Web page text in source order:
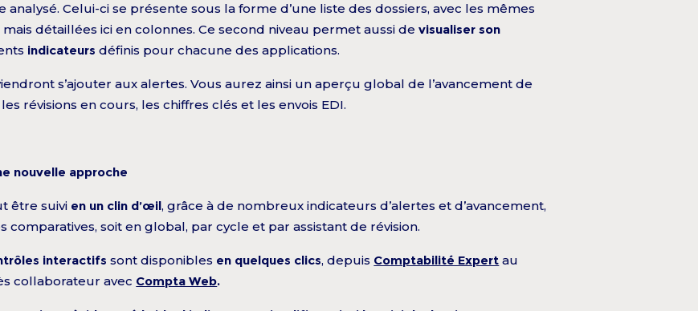
Celui-ci se présente sous la forme d’une liste des dossiers, avec les mêmes
détaillées ici en colonnes. Ce second niveau permet aussi devisualiser son
indicateurs définis pour chacune des applications.
s’ajouter aux alertes. Vous aurez ainsi un aperçu global de l’avancement de
révisions en cours, les chiffres clés et les envois EDI.
nouvelle approche
être suivi en un clin d’œil, grâce à de nombreux indicateurs d’alertes et d’avancement,
comparatives, soit en global, par cycle et par assistant de révision.
interactifs sont disponibles en quelques clics, depuis Comptabilité Expert au
collaborateur avec Compta Web.